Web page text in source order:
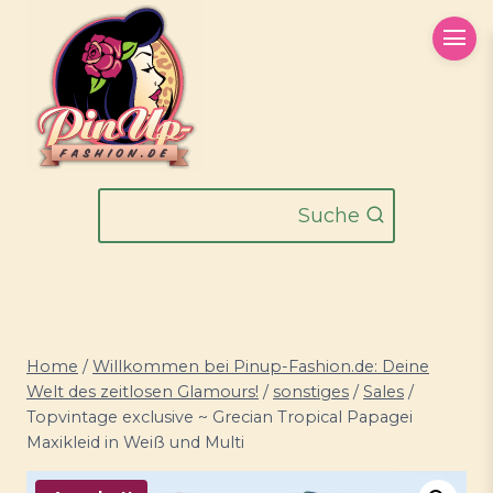
springen
Suche
Home / Willkommen bei Pinup-Fashion.de: Deine
Welt des zeitlosen Glamours! / sonstiges / Sales /
Topvintage exclusive ~ Grecian Tropical Papagei
Maxikleid in Weiß und Multi